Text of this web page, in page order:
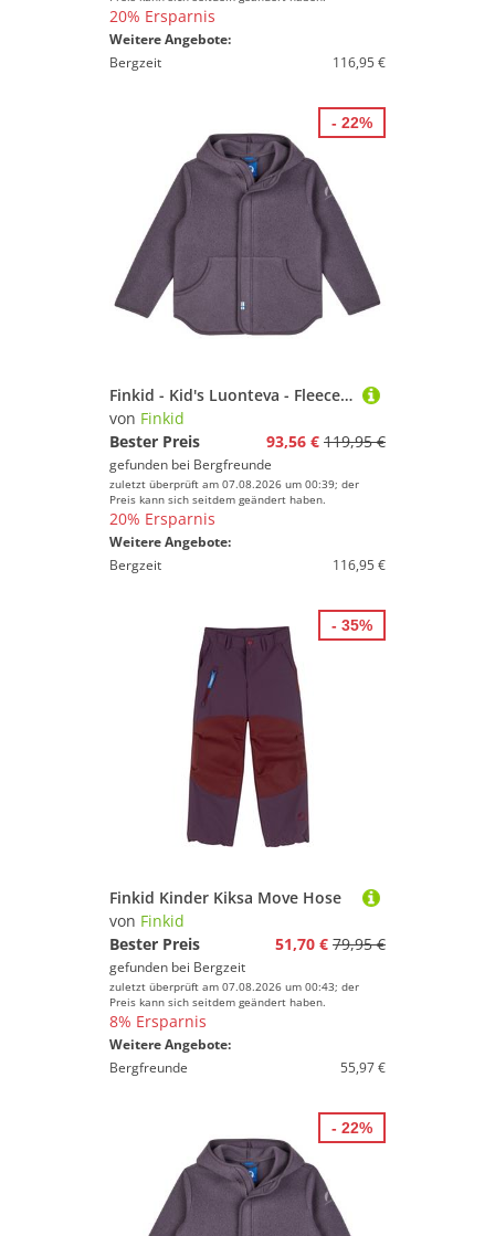
20% Ersparnis
Weitere Angebote:
Bergzeit
116,95 €
Finkid - Kid's Luonteva - Fleecejacke Gr 100/110 lila
von Finkid
Bester Preis
93,56 € 119,95 €
gefunden bei Bergfreunde
zuletzt überprüft am 07.08.2026 um 00:39; der
Preis kann sich seitdem geändert haben.
20% Ersparnis
Weitere Angebote:
Bergzeit
116,95 €
- 22%
Finkid Kinder Kiksa Move Hose
von Finkid
Bester Preis
51,70 € 79,95 €
gefunden bei Bergzeit
zuletzt überprüft am 07.08.2026 um 00:43; der
Preis kann sich seitdem geändert haben.
8% Ersparnis
Weitere Angebote:
Bergfreunde
55,97 €
- 35%
- 22%